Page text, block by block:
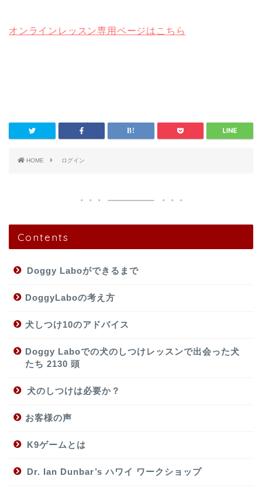
オンラインレッスン専用ページはこちら
HOME ログイン
Contents
Doggy Laboができるまで
DoggyLaboの考え方
犬しつけ10のアドバイス
Doggy Laboでの犬のしつけレッスンで出会った犬
たち 2130 頭
犬のしつけは必要か？
お客様の声
K9ゲームとは
Dr. Ian Dunbar’s ハワイ ワークショップ